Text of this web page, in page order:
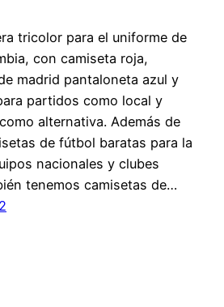
tricolor para el uniforme de
con camiseta roja,
madrid pantaloneta azul y
partidos como local y
alternativa. Además de
de fútbol baratas para la
nacionales y clubes
tenemos camisetas de…